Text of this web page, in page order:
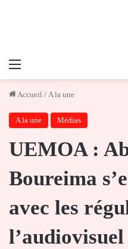
Menu
Accueil / A la une
A la une Médias
UEMOA :
Boureima
avec les
l’audiovisuel